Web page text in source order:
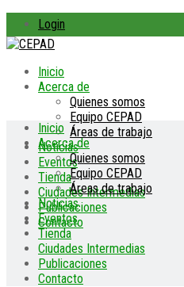
Login
Inicio
Acerca de
Quienes somos
Equipo CEPAD
Áreas de trabajo
Noticias
Eventos
Tienda
Ciudades Intermedias
Publicaciones
Contacto
Inicio
Acerca de
Quienes somos
Equipo CEPAD
Áreas de trabajo
Noticias
Eventos
Tienda
Ciudades Intermedias
Publicaciones
Contacto